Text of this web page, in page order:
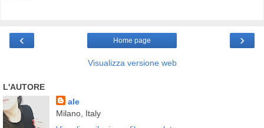
‹ ›
Home page
Visualizza versione web
L'AUTORE
ale
Milano, Italy